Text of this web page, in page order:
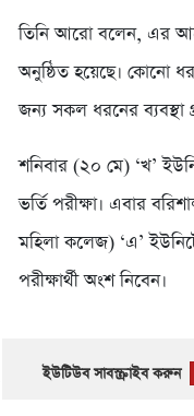
তিনি আরো বলেন, এর
অনুষ্ঠিত হয়েছে। কোনো
জন্য সকল ধরনের ব্যবস্থা
শনিবার (২০ মে) ‘খ’
ভর্তি পরীক্ষা। এবার
মহিলা কলেজ) ‘এ’
পরীক্ষার্থী অংশ নিবেন।
ইউটিউব সাবস্ক্রাইব করুন